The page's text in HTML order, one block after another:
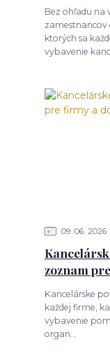
Bez ohľadu na
zamestnancov
ktorých sa
vybavenie
09 06 2026
zoznam
Kancelárske
každej firme,
vybavenie
organ...